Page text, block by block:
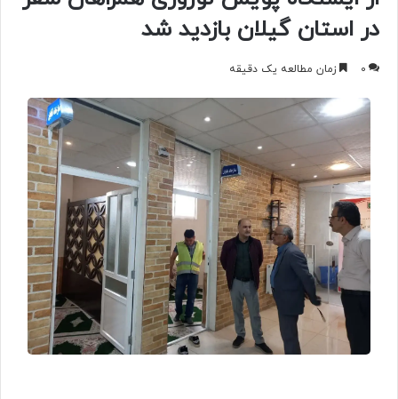
در استان گیلان بازدید شد
0 زمان مطالعه یک دقیقه